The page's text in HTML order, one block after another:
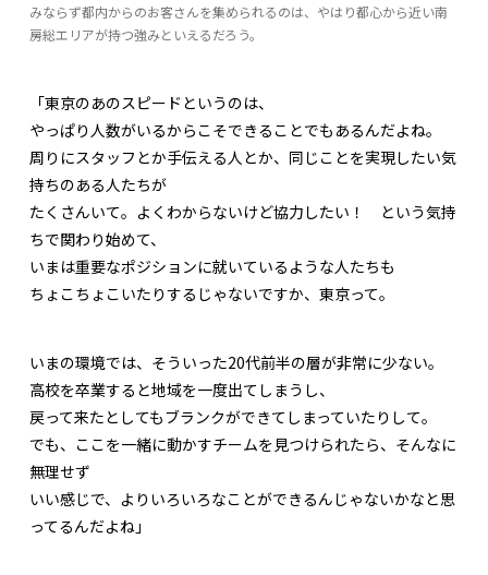
みならず都内からのお客さんを集められるのは、やはり都心から近い南
房総エリアが持つ強みといえるだろう。
「東京のあのスピードというのは、
やっぱり人数がいるからこそできることでもあるんだよね。
周りにスタッフとか手伝える人とか、同じことを実現したい気
持ちのある人たちが
たくさんいて。よくわからないけど協力したい！ という気持
ちで関わり始めて、
いまは重要なポジションに就いているような人たちも
ちょこちょこいたりするじゃないですか、東京って。
いまの環境では、そういった20代前半の層が非常に少ない。
高校を卒業すると地域を一度出てしまうし、
戻って来たとしてもブランクができてしまっていたりして。
でも、ここを一緒に動かすチームを見つけられたら、そんなに
無理せず
いい感じで、よりいろいろなことができるんじゃないかなと思
ってるんだよね」